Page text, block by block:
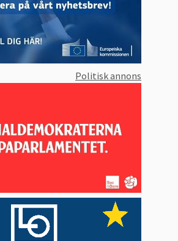
Politisk annons